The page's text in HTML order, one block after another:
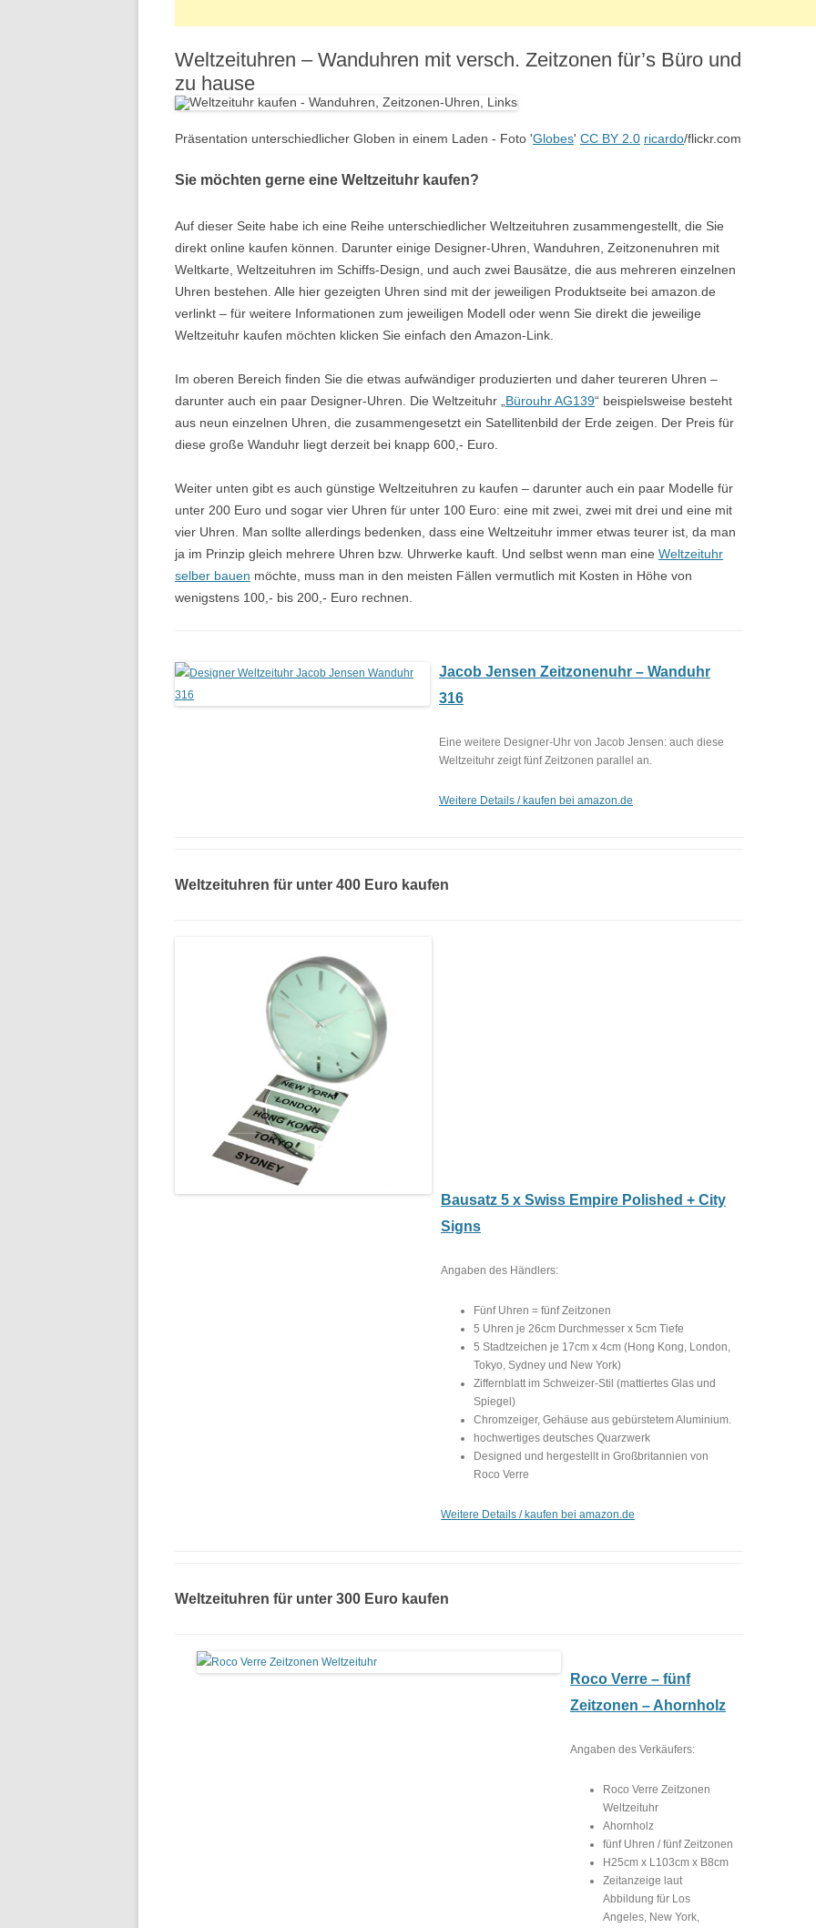
AUSTRALIEN
OZEANIEN
Weltzeituhren – Wanduhren mit versch. Zeitzonen für’s Büro und
zu hause
Präsentation unterschiedlicher Globen in einem Laden - Foto 'Globes' CC BY 2.0 ricardo/flickr.com
Sie möchten gerne eine Weltzeituhr kaufen?
Auf dieser Seite habe ich eine Reihe unterschiedlicher Weltzeituhren zusammengestellt, die Sie
direkt online kaufen können. Darunter einige Designer-Uhren, Wanduhren, Zeitzonenuhren mit
Weltkarte, Weltzeituhren im Schiffs-Design, und auch zwei Bausätze, die aus mehreren einzelnen
Uhren bestehen. Alle hier gezeigten Uhren sind mit der jeweiligen Produktseite bei amazon.de
verlinkt – für weitere Informationen zum jeweiligen Modell oder wenn Sie direkt die jeweilige
Weltzeituhr kaufen möchten klicken Sie einfach den Amazon-Link.
Im oberen Bereich finden Sie die etwas aufwändiger produzierten und daher teureren Uhren –
darunter auch ein paar Designer-Uhren. Die Weltzeituhr „ Bürouhr AG139“ beispielsweise besteht
aus neun einzelnen Uhren, die zusammengesetzt ein Satellitenbild der Erde zeigen. Der Preis für
diese große Wanduhr liegt derzeit bei knapp 600,- Euro.
Weiter unten gibt es auch günstige Weltzeituhren zu kaufen – darunter auch ein paar Modelle für
unter 200 Euro und sogar vier Uhren für unter 100 Euro: eine mit zwei, zwei mit drei und eine mit
vier Uhren. Man sollte allerdings bedenken, dass eine Weltzeituhr immer etwas teurer ist, da man
ja im Prinzip gleich mehrere Uhren bzw. Uhrwerke kauft. Und selbst wenn man eine Weltzeituhr
selber bauen möchte, muss man in den meisten Fällen vermutlich mit Kosten in Höhe von
wenigstens 100,- bis 200,- Euro rechnen.
Jacob Jensen Zeitzonenuhr – Wanduhr
316
Eine weitere Designer-Uhr von Jacob Jensen: auch diese
Weltzeituhr zeigt fünf Zeitzonen parallel an.
Weitere Details / kaufen bei amazon.de
Weltzeituhren für unter 400 Euro kaufen
Bausatz 5 x Swiss Empire Polished + City
Signs
Angaben des Händlers:
Fünf Uhren = fünf Zeitzonen
5 Uhren je 26cm Durchmesser x 5cm Tiefe
5 Stadtzeichen je 17cm x 4cm (Hong Kong, London,
Tokyo, Sydney und New York)
Ziffernblatt im Schweizer-Stil (mattiertes Glas und
Spiegel)
Chromzeiger, Gehäuse aus gebürstetem Aluminium.
hochwertiges deutsches Quarzwerk
Designed und hergestellt in Großbritannien von
Roco Verre
Weitere Details / kaufen bei amazon.de
Weltzeituhren für unter 300 Euro kaufen
Roco Verre – fünf
Zeitzonen – Ahornholz
Angaben des Verkäufers:
Roco Verre Zeitzonen
Weltzeituhr
Ahornholz
fünf Uhren / fünf Zeitzonen
H25cm x L103cm x B8cm
Zeitanzeige laut
Abbildung für Los
Angeles, New York,